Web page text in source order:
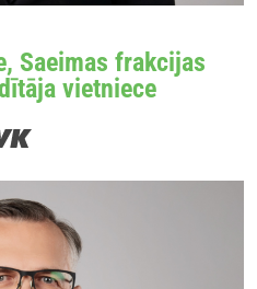
Saeimas frakcijas
vietniece